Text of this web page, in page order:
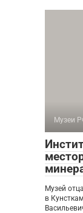
Музеи
Музей
в